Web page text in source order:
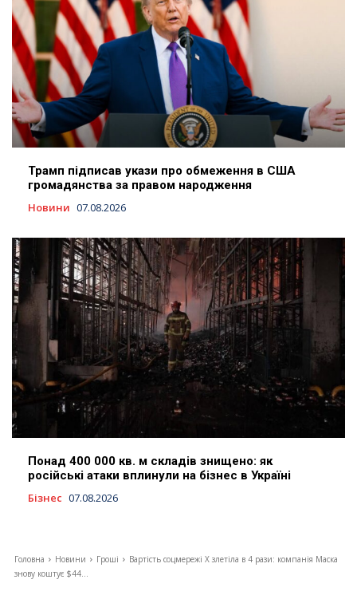
Трамп підписав укази про обмеження в США
громадянства за правом народження
Новини 07.08.2026
Понад 400 000 кв. м складів знищено: як
російські атаки вплинули на бізнес в Україні
Бізнес 07.08.2026